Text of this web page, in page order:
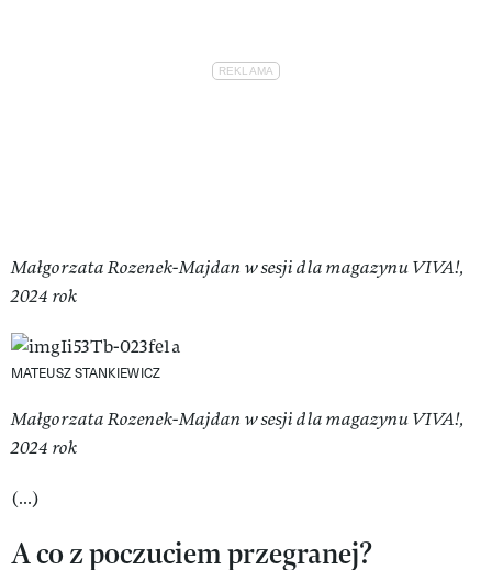
Małgorzata Rozenek-Majdan w sesji dla magazynu VIVA!,
2024 rok
MATEUSZ STANKIEWICZ
Małgorzata Rozenek-Majdan w sesji dla magazynu VIVA!,
2024 rok
(…)
A co z poczuciem przegranej?